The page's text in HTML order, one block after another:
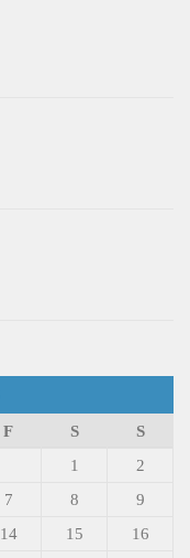
F S
S
1
2
7 8
9
14 15
16